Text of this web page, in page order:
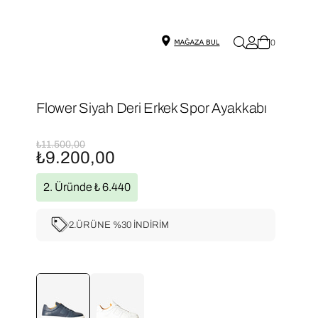
0
Flower Siyah Deri Erkek Spor Ayakkabı
₺11.500,00
₺9.200,00
2.ÜRÜNE %30 İNDİRİM
2. Üründe ₺ 6.440